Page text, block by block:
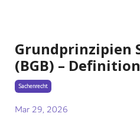
Grundprinzipien
(BGB) –
Sachenrecht
Mar 29, 2026